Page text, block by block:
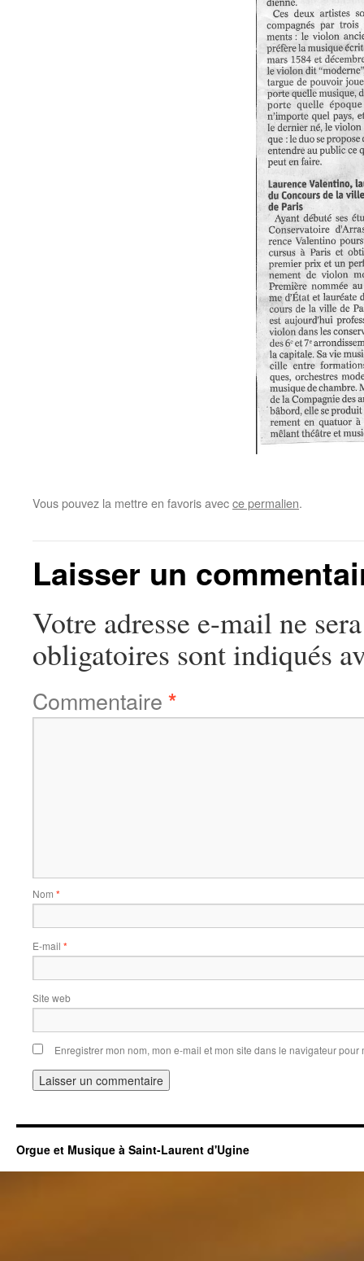
Vous pouvez la mettre en favoris avecce permalien.
Laisser un
Votre adresse e-mail ne
obligatoires sont indiqués
Commentaire *
Nom *
E-mail *
Site web
Enregistrer mon nom, mon e-mail et mon site dans le navigateur
Orgue et Musique à Saint-Laurent d'Ugine